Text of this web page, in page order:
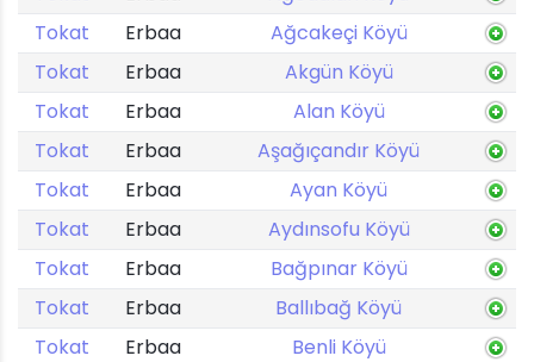
Tokat
Erbaa
Ağcakeçi Köyü
Tokat
Erbaa
Akgün Köyü
Tokat
Erbaa
Alan Köyü
Tokat
Erbaa
Aşağıçandır Köyü
Tokat
Erbaa
Ayan Köyü
Tokat
Erbaa
Aydınsofu Köyü
Tokat
Erbaa
Bağpınar Köyü
Tokat
Erbaa
Ballıbağ Köyü
Tokat
Erbaa
Benli Köyü